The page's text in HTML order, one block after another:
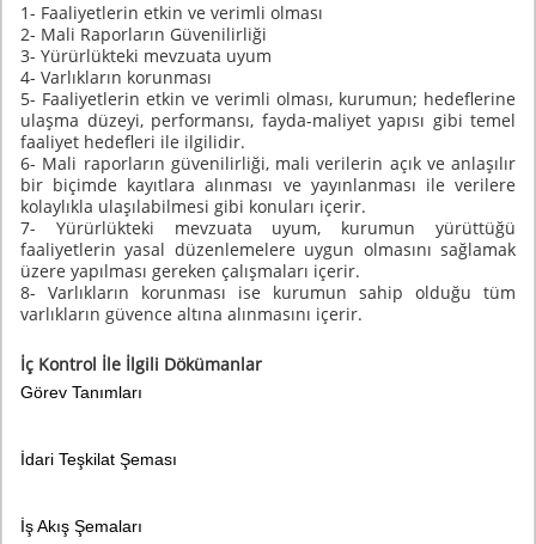
1- Faaliyetlerin etkin ve verimli olması
2- Mali Raporların Güvenilirliği
3- Yürürlükteki mevzuata uyum
4- Varlıkların korunması
5- Faaliyetlerin etkin ve verimli olması, kurumun; hedeflerine
ulaşma düzeyi, performansı, fayda-maliyet yapısı gibi temel
faaliyet hedefleri ile ilgilidir.
6- Mali raporların güvenilirliği, mali verilerin açık ve anlaşılır
bir biçimde kayıtlara alınması ve yayınlanması ile verilere
kolaylıkla ulaşılabilmesi gibi konuları içerir.
7- Yürürlükteki mevzuata uyum, kurumun yürüttüğü
faaliyetlerin yasal düzenlemelere uygun olmasını sağlamak
üzere yapılması gereken çalışmaları içerir.
8- Varlıkların korunması ise kurumun sahip olduğu tüm
varlıkların güvence altına alınmasını içerir.
İç Kontrol İle İlgili Dökümanlar
Görev Tanımları
İdari Teşkilat Şeması
İş Akış Şemaları